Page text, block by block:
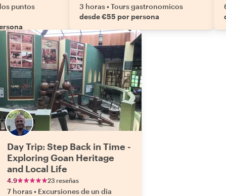
puntos
3 horas•Tours gastronomicos
desde €55 por persona
Day Trip: Step Back in Time -
Exploring Goan Heritage
and Local Life
4.9 23 reseñas
7 horas• Excursiones de un dia